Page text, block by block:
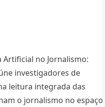
no Jornalismo:
investigadores de
leitura integrada das
o jornalismo no espaço